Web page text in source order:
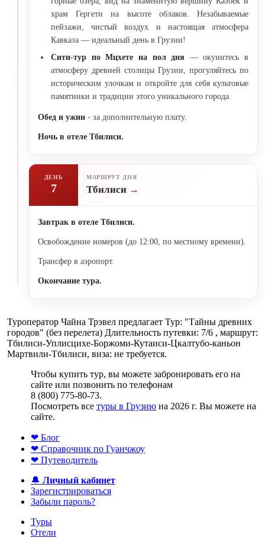
храм Гергети на высоте облаков. Незабываемые
пейзажи, чистый воздух и настоящая атмосфера
Кавказа — идеальный день в Грузии!
Сити-тур по Мцхете на пол дня — окунитесь в
атмосферу древней столицы Грузии, прогуляйтесь по
историческим улочкам и откройте для себя культовые
памятники и традиции этого уникального города.
Обед и ужин - за дополнительную плату.
Ночь в отеле Тбилиси.
ДЕНЬ
7
МАРШРУТ ДНЯ
Тбилиси
Завтрак в отеле Тбилиси.
Освобождение номеров (до 12:00, по местному времени).
Трансфер в аэропорт.
Окончание тура.
Туроператор Чайна Трэвел предлагает Тур: "Тайны древних
городов" (без перелета) Длительность путевки: 7/6 , маршрут:
Тбилиси-Уплисцихе-Боржоми-Кутаиси-Цкалтубо-каньон
Мартвили-Тбилиси, виза: не требуется.
Чтобы купить тур, вы можете забронировать его на
сайте или позвонить по телефонам
8 (800) 775-80-73.
Посмотреть все туры в Грузию на 2026 г. Вы можете на
сайте.
❤ Блог
❤ Справочник по Гуанчжоу
❤ Путеводитель
🔔 Личный кабинет
Зарегистрироваться
Забыли пароль?
Туры
Отели